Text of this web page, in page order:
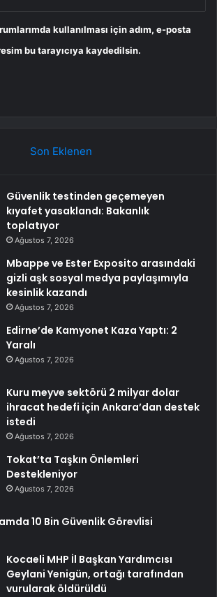
kullanılması için adım, e-posta
bu tarayıcıya kaydedilsin.
Son Eklenen
Güvenlik testinden geçemeyen
kıyafet yasaklandı: Bakanlık
toplatıyor
Ağustos 7, 2026
Mbappe ve Ester Exposito arasındaki
gizli aşk sosyal medya paylaşımıyla
kesinlik kazandı
Ağustos 7, 2026
Edirne’de Kamyonet Kaza Yaptı: 2
Yaralı
Ağustos 7, 2026
Kuru meyve sektörü 2 milyar dolar
ihracat hedefi için Ankara’dan destek
istedi
Ağustos 7, 2026
Tokat’ta Taşkın Önlemleri
Destekleniyor
Ağustos 7, 2026
10 Bin Güvenlik Görevlisi
Kocaeli MHP İl Başkan Yardımcısı
Geylani Yenigün, ortağı tarafından
vurularak öldürüldü